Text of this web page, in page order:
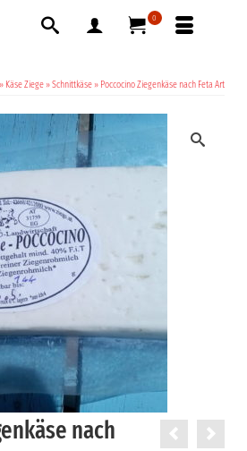
0
» Käse Ziege »Schnittkäse » Poccocino Ziegenkäse nach Feta Art
nach